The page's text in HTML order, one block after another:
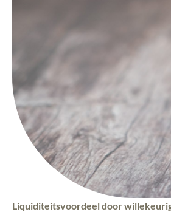
Liquiditeitsvoordeel door